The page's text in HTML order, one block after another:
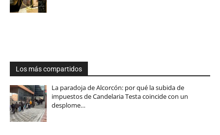
Los más compartidos
La paradoja de Alcorcón: por qué la subida de
impuestos de Candelaria Testa coincide con un
desplome…